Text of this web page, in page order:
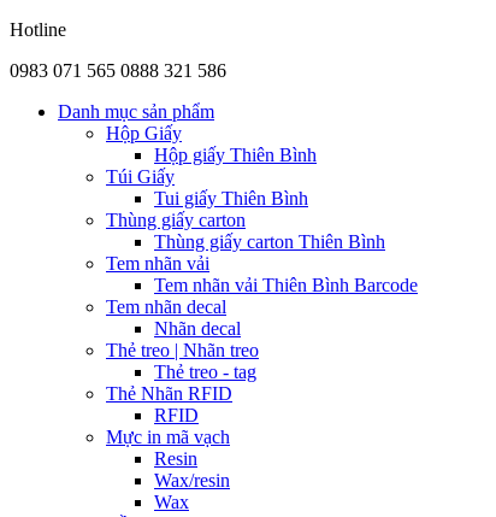
Hotline
0983 071 565 0888 321 586
Danh mục sản phẩm
Hộp Giấy
Hộp giấy Thiên Bình
Túi Giấy
Tui giấy Thiên Bình
Thùng giấy carton
Thùng giấy carton Thiên Bình
Tem nhãn vải
Tem nhãn vải Thiên Bình Barcode
Tem nhãn decal
Nhãn decal
Thẻ treo | Nhãn treo
Thẻ treo - tag
Thẻ Nhãn RFID
RFID
Mực in mã vạch
Resin
Wax/resin
Wax